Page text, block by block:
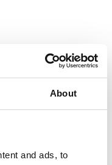
About
and ads, to